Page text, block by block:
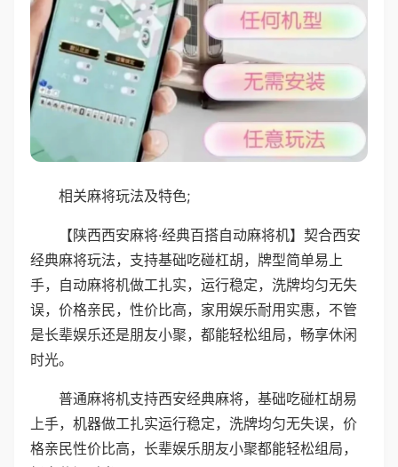
相关麻将玩法及特色;
【陕西西安麻将·经典百搭自动麻将机】契合西安
经典麻将玩法，支持基础吃碰杠胡，牌型简单易上
手，自动麻将机做工扎实，运行稳定，洗牌均匀无失
误，价格亲民，性价比高，家用娱乐耐用实惠，不管
是长辈娱乐还是朋友小聚，都能轻松组局，畅享休闲
时光。
普通麻将机支持西安经典麻将，基础吃碰杠胡易
上手，机器做工扎实运行稳定，洗牌均匀无失误，价
格亲民性价比高，长辈娱乐朋友小聚都能轻松组局，